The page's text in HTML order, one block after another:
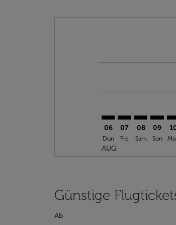
06
Don
AUG.
07
Fre
08
Sam
09
Son
Günstige
Ab